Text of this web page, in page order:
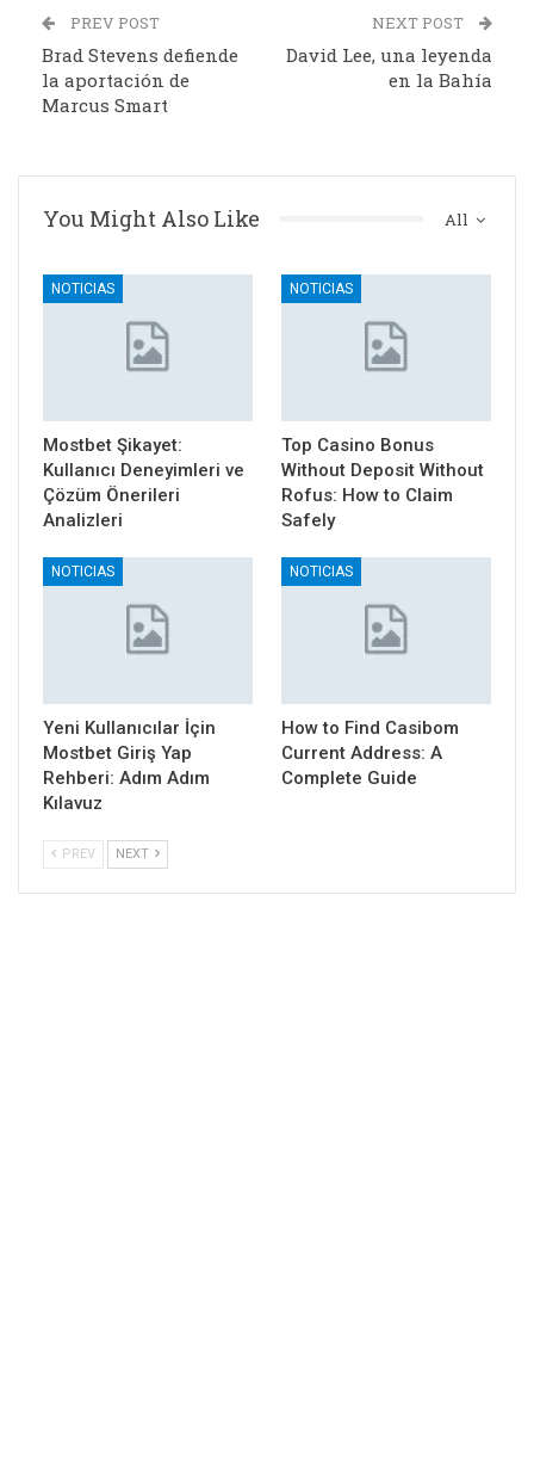
PREV POST
Brad Stevens defiende
la aportación de
Marcus Smart
NEXT POST
David Lee, una leyenda
en la Bahía
All
You Might Also Like
NOTICIAS
Mostbet Şikayet:
Kullanıcı Deneyimleri ve
Çözüm Önerileri
Analizleri
NOTICIAS
Top Casino Bonus
Without Deposit Without
Rofus: How to Claim
Safely
NOTICIAS
Yeni Kullanıcılar İçin
Mostbet Giriş Yap
Rehberi: Adım Adım
Kılavuz
NOTICIAS
How to Find Casibom
Current Address: A
Complete Guide
PREV NEXT